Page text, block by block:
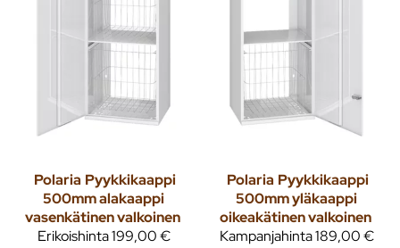
Polaria Pyykkikaappi
500mm alakaappi
vasenkätinen valkoinen
Erikoishinta199,00 €
Polaria Pyykkikaappi
500mm yläkaappi
oikeakätinen valkoinen
Kampanjahinta189,00 €